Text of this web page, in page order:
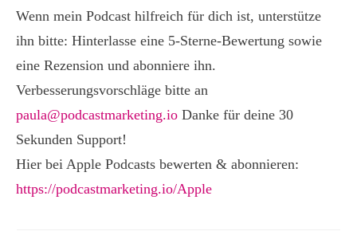
Wenn mein Podcast hilfreich für dich ist, unterstütze
ihn bitte: Hinterlasse eine 5-Sterne-Bewertung sowie
eine Rezension und abonniere ihn.
Verbesserungsvorschläge bitte an
paula@podcastmarketing.io Danke für deine 30
Sekunden Support!
Hier bei Apple Podcasts bewerten & abonnieren:
https://podcastmarketing.io/Apple